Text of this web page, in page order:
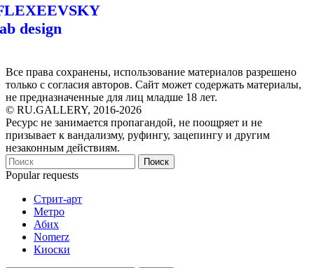
design
Все права сохранены, использование материалов разрешено
только с согласия авторов. Сайт может содержать материалы,
не предназначенные для лиц младше 18 лет.
© RU.GALLERY, 2016-2026
Ресурс не занимается пропагандой, не поощряет и не
призывает к вандализму, руфингу, зацепингу и другим
незаконным действиям.
Поиск
Popular requests
Стрит-арт
Метро
Абих
Nomerz
Киоски